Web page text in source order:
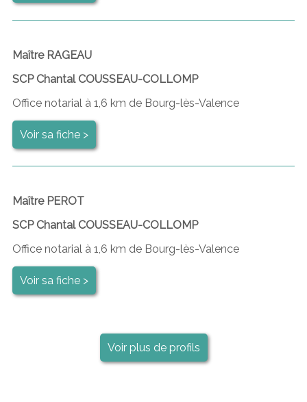
Maître RAGEAU
SCP Chantal COUSSEAU-COLLOMP
Office notarial à 1,6 km de Bourg-lès-Valence
Voir sa fiche >
Maître PEROT
SCP Chantal COUSSEAU-COLLOMP
Office notarial à 1,6 km de Bourg-lès-Valence
Voir sa fiche >
Voir plus de profils